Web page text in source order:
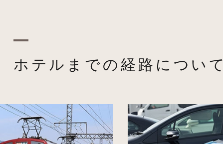
ホテルまでの経路について